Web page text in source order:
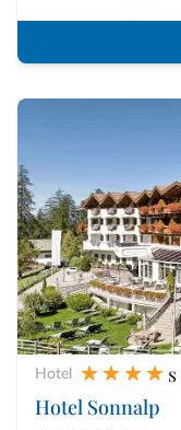
Hotel
s
Hotel Sonnalp